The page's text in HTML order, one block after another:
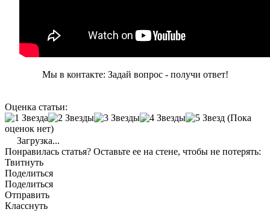
Мы в контакте: Задай вопрос - получи ответ!
Оценка статьи:
(Пока
оценок нет)
Загрузка...
Понравилась статья? Оставьте ее на стене, чтобы не потерять:
Твитнуть
Поделиться
Поделиться
Отправить
Класснуть